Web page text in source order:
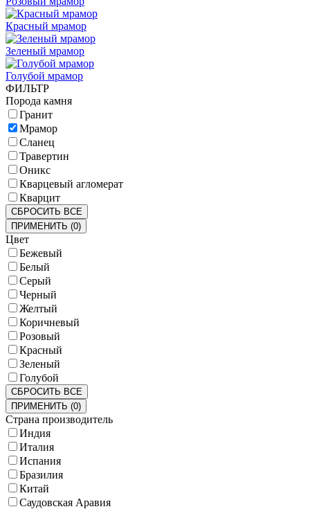
Красный мрамор
Зеленый мрамор
Голубой мрамор
ФИЛЬТР
Порода камня
Гранит
Мрамор
Сланец
Травертин
Оникс
Кварцевый агломерат
Кварцит
СБРОСИТЬ ВСЕ
ПРИМЕНИТЬ (0)
Цвет
Бежевый
Белый
Серый
Черный
Желтый
Коричневый
Розовый
Красный
Зеленый
Голубой
СБРОСИТЬ ВСЕ
ПРИМЕНИТЬ (0)
Страна производитель
Индия
Италия
Испания
Бразилия
Китай
Саудовская Аравия